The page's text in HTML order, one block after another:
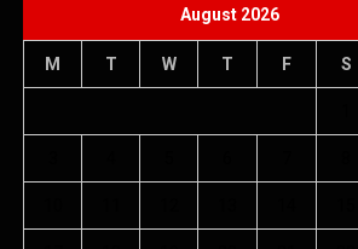
August 2026
M T W T F S